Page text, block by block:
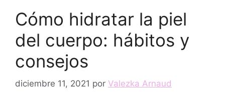
Cómo hidratar la piel
del cuerpo: hábitos y
consejos
diciembre 11, 2021 por Valezka Arnaud